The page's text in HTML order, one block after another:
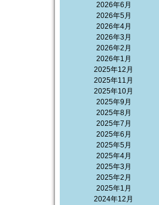
2026年6月
2026年5月
2026年4月
2026年3月
2026年2月
2026年1月
2025年12月
2025年11月
2025年10月
2025年9月
2025年8月
2025年7月
2025年6月
2025年5月
2025年4月
2025年3月
2025年2月
2025年1月
2024年12月